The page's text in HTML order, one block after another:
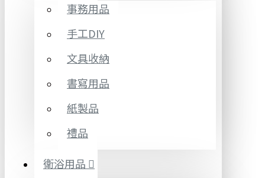
事務用品
手工DIY
文具收納
書寫用品
紙製品
禮品
衛浴用品